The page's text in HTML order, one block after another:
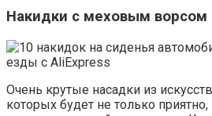
Накидки с меховым ворсом
Очень крутые насадки из
которых будет не только